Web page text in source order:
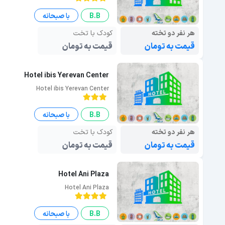
B.B
با صبحانه
هر نفر دو تخته
قیمت به تومان
کودک با تخت
قیمت به تومان
Hotel ibis Yerevan Center
Hotel ibis Yerevan Center
B.B
با صبحانه
هر نفر دو تخته
قیمت به تومان
کودک با تخت
قیمت به تومان
Hotel Ani Plaza
Hotel Ani Plaza
B.B با صبحانه